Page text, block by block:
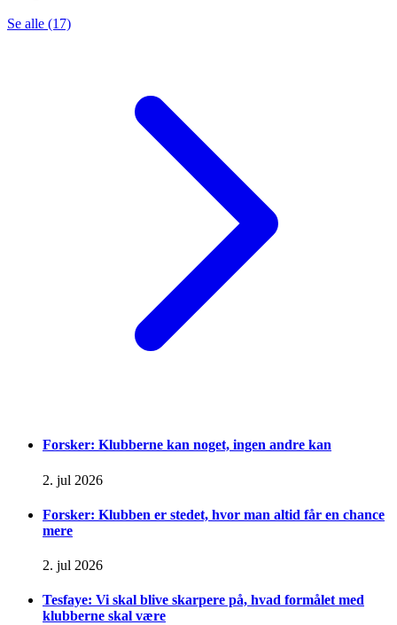
Se alle (17)
Forsker: Klubberne kan noget, ingen andre kan
2. jul 2026
Forsker: Klubben er stedet, hvor man altid får en chance
mere
2. jul 2026
Tesfaye: Vi skal blive skarpere på, hvad formålet med
klubberne skal være